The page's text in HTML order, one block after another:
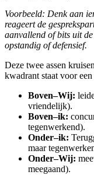
Voorbeeld: Denk aan
reageert de
aanvallend of bits uit
opstandig of defensief.
Deze twee assen
kwadrant staat voor
Boven–Wij:
vriendelijk).
Boven–ik:
tegenwerkend).
Onder–ik:
maar
Onder–Wij:
meegaand).